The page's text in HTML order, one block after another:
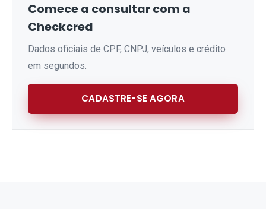
Comece a consultar com a
Checkcred
Dados oficiais de CPF, CNPJ, veículos e crédito
em segundos.
CADASTRE-SE AGORA